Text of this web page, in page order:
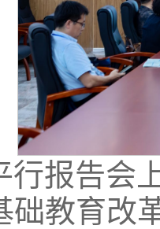
行报告会
础教育改